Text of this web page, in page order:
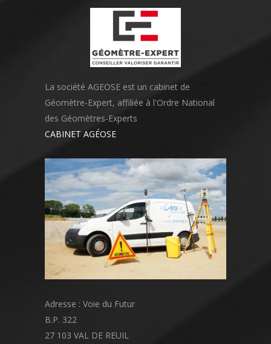
La société AGEOSE est un cabinet de
Géomètre-Expert, affiliée à l'Ordre National
des Géomètres-Experts
CABINET AGÉOSE
Adresse : Voie du Futur
B.P. 322
27 103 VAL DE REUIL